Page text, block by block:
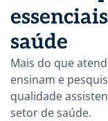
saúde
Mais do que
ensinam e
qualidade
setor de saúde.